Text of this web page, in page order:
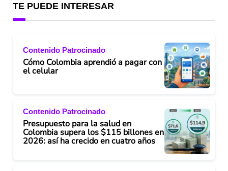
TE PUEDE INTERESAR
Contenido Patrocinado
Cómo Colombia aprendió a pagar con
el celular
Contenido Patrocinado
Presupuesto para la salud en
Colombia supera los $115 billones en
2026: así ha crecido en cuatro años